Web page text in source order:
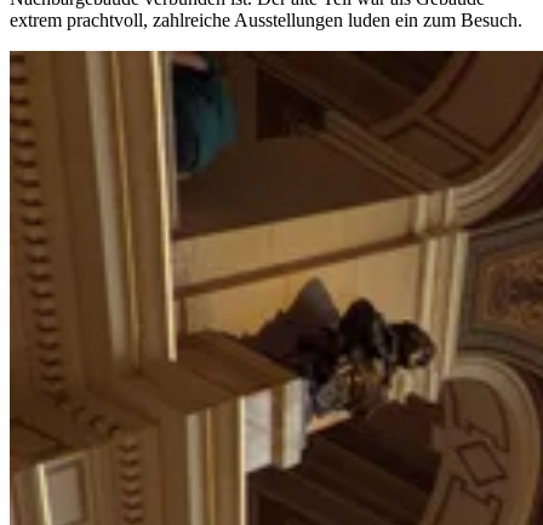
extrem prachtvoll, zahlreiche Ausstellungen luden ein zum Besuch.